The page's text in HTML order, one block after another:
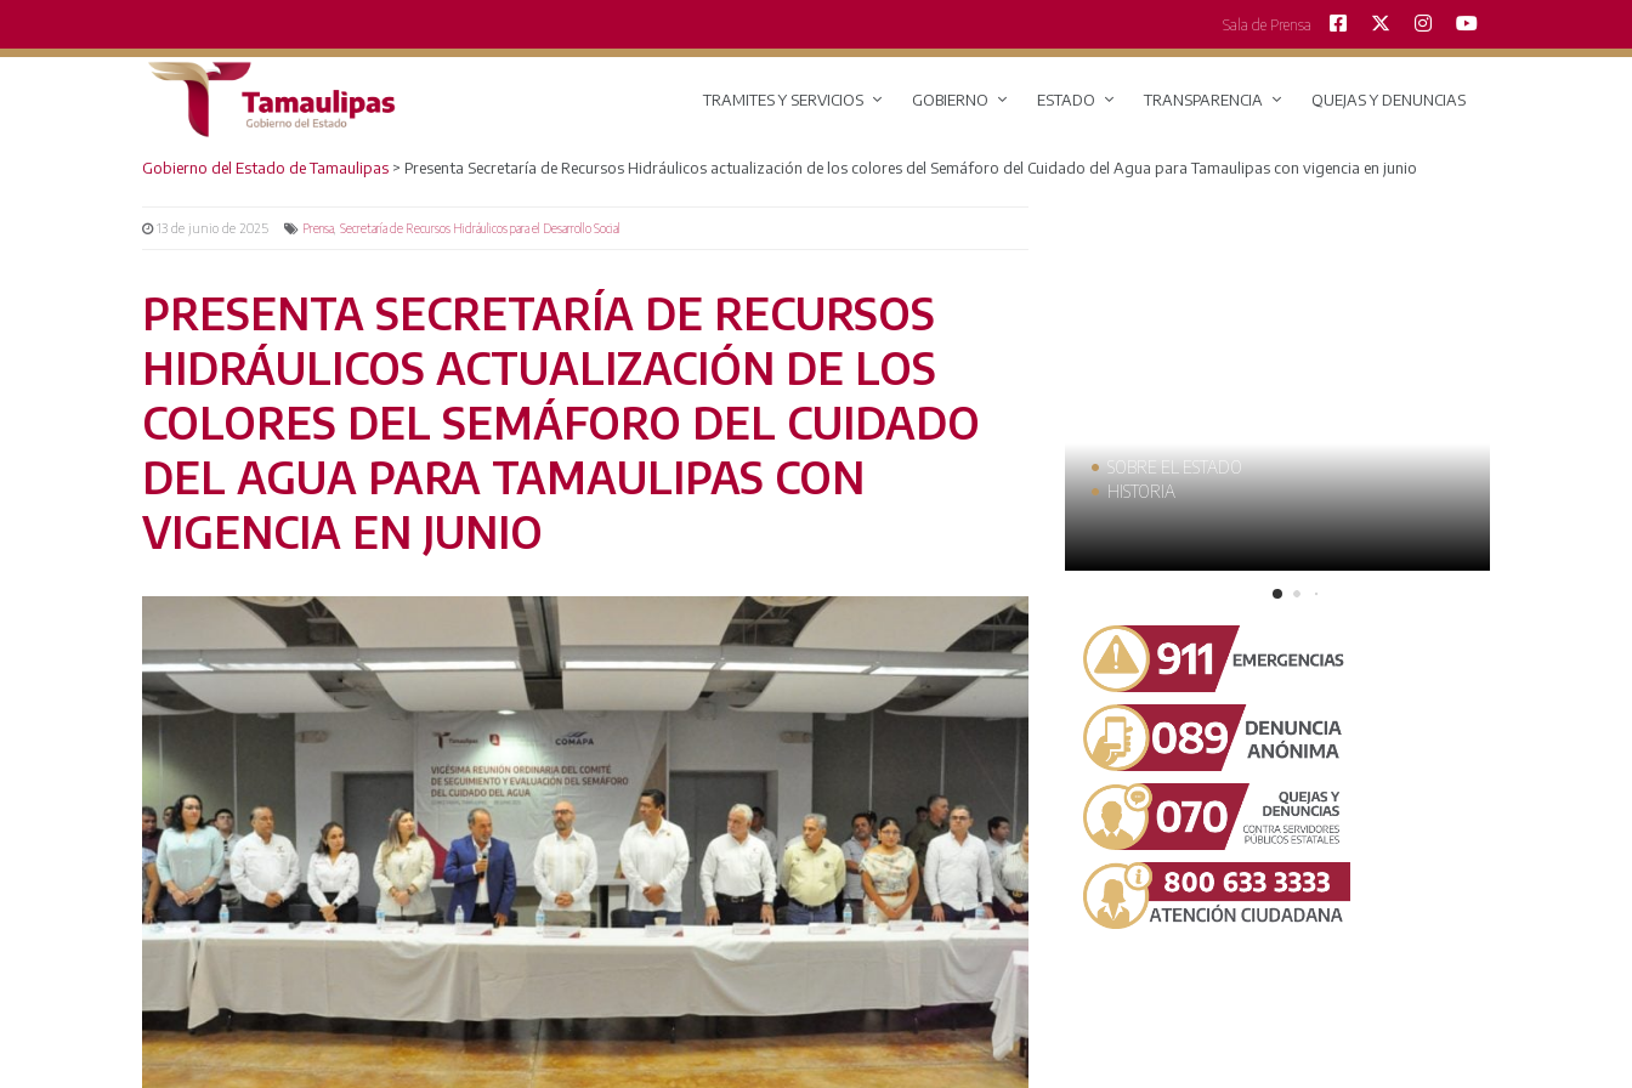
Sala de Prensa
TRAMITES Y SERVICIOS GOBIERNO ESTADO TRANSPARENCIA QUEJAS Y DENUNCIAS
Gobierno del Estado de Tamaulipas > Presenta Secretaría de Recursos Hidráulicos actualización de los colores del Semáforo del Cuidado del Agua para Tamaulipas con vigencia en junio
13 de junio de 2025 Prensa Secretaría de Recursos Hidráulicos para el Desarrollo Social
PRESENTA SECRETARÍA DE RECURSOS
HIDRÁULICOS ACTUALIZACIÓN DE LOS
COLORES DEL SEMÁFORO DEL CUIDADO
DEL AGUA PARA TAMAULIPAS CON
VIGENCIA EN JUNIO
RED DE MONITOREO CLIMÁTICO
SOBRE EL ESTADO
HISTORIA